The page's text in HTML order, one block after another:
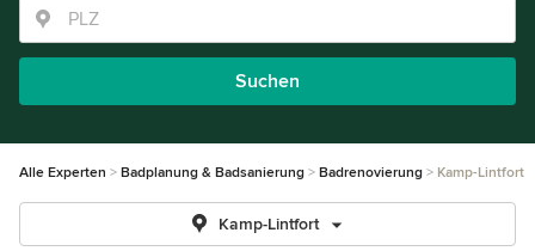
Suchen
Alle Experten Badplanung & Badsanierung Badrenovierung Kamp-Lintfort
Kamp-Lintfort